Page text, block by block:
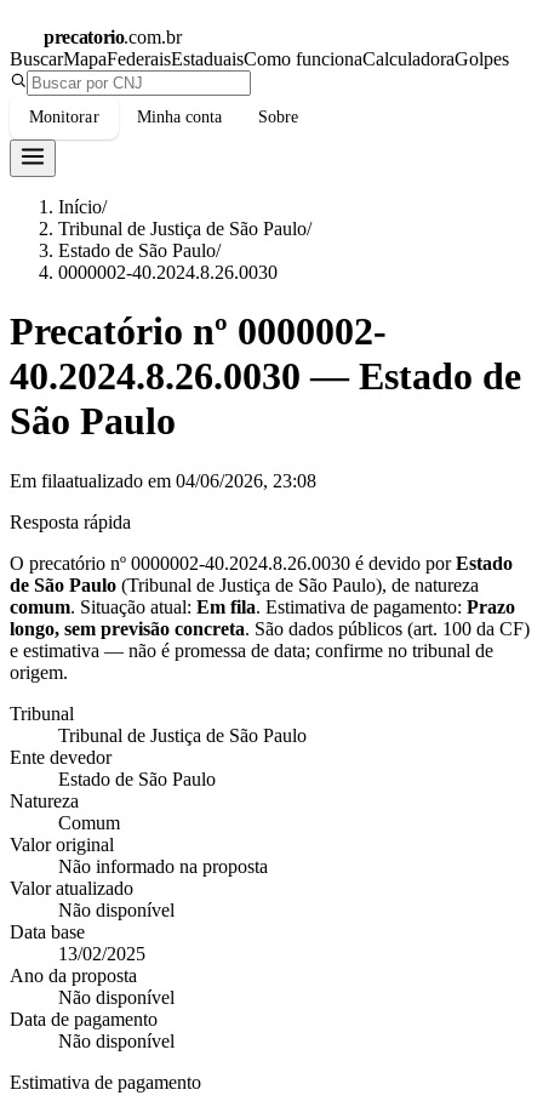
precatorio.com.br
BuscarMapaFederaisEstaduaisComo funcionaCalculadoraGolpes
Monitorar Minha conta Sobre
Início/
Tribunal de Justiça de São Paulo/
Estado de São Paulo/
0000002-40.2024.8.26.0030
Precatório nº 0000002-
40.2024.8.26.0030 —Estado de
São Paulo
Em filaatualizado em 04/06/2026, 23:08
Resposta rápida
O precatório nº 0000002-40.2024.8.26.0030 é devido porEstado
de São Paulo (Tribunal de Justiça de São Paulo), de natureza
comum. Situação atual: Em fila. Estimativa de pagamento: Prazo
longo, sem previsão concreta. São dados públicos (art. 100 da CF)
e estimativa — não é promessa de data; confirme no tribunal de
origem.
Tribunal
Tribunal de Justiça de São Paulo
Ente devedor
Estado de São Paulo
Natureza
Comum
Valor original
Não informado na proposta
Valor atualizado
Não disponível
Data base
13/02/2025
Ano da proposta
Não disponível
Data de pagamento
Não disponível
Estimativa de pagamento